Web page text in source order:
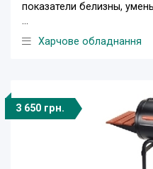
показатели белизны,
...
Харчове обладнання
3 650 грн.